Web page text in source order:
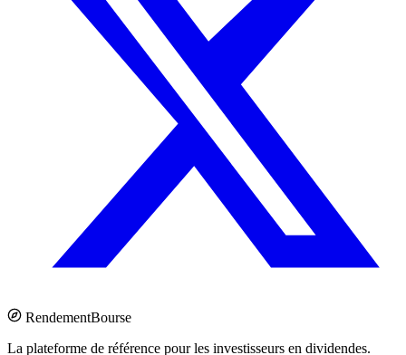
RendementBourse
La plateforme de référence pour les investisseurs en dividendes.